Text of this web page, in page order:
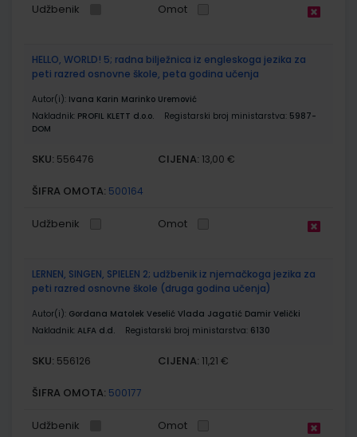
Udžbenik Omot
HELLO, WORLD! 5; radna bilježnica iz engleskoga jezika za
peti razred osnovne škole, peta godina učenja
Autor(i): Ivana Karin Marinko Uremović
Nakladnik: PROFIL KLETT d.o.o. Registarski broj ministarstva: 5987-
DOM
SKU: 556476 CIJENA: 13,00 €
ŠIFRA OMOTA: 500164
Udžbenik Omot
LERNEN, SINGEN, SPIELEN 2; udžbenik iz njemačkoga jezika za
peti razred osnovne škole (druga godina učenja)
Autor(i): Gordana Matolek Veselić Vlada Jagatić Damir Velički
Nakladnik: ALFA d.d. Registarski broj ministarstva: 6130
SKU: 556126 CIJENA: 11,21 €
ŠIFRA OMOTA: 500177
Udžbenik Omot